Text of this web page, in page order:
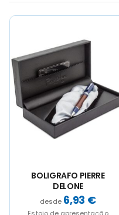
PIERRE
has
The
options
may
be
chosen
page
has
The
options
may
be
chosen
page